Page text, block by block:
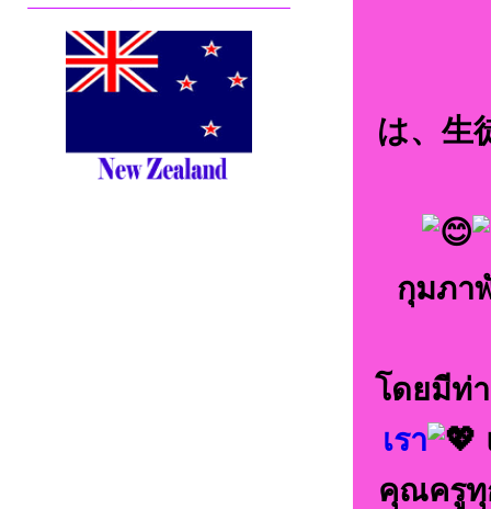
は、生
กุมภา
โดยมีท่
เรา
คุณครูทุ